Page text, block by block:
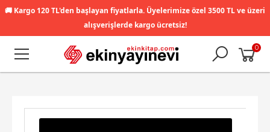
🚚 Kargo 120 TL'den başlayan fiyatlarla. Üyelerimize özel 3500 TL ve üzeri
alışverişlerde kargo ücretsiz!
0